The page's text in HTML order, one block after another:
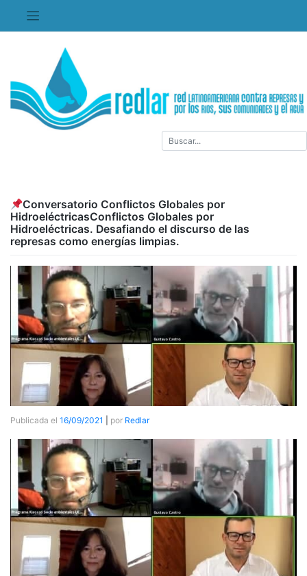
contenido
Conversatorio Conflictos Globales por
HidroeléctricasConflictos Globales por
Hidroeléctricas. Desafiando el discurso de las
represas como energías limpias.
Publicada el 16/09/2021 por Redlar